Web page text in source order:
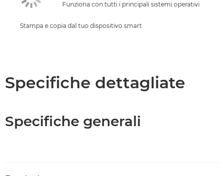
Funziona con tutti i principali sistemi operativi
Stampa e copia dal tuo dispositivo smart
Specifiche dettagliate
Specifiche generali